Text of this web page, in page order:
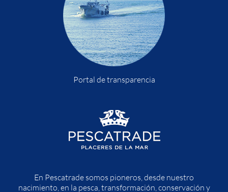
Portal de transparencia
En Pescatrade somos pioneros, desde nuestro
nacimiento, en la pesca, transformación, conservación y